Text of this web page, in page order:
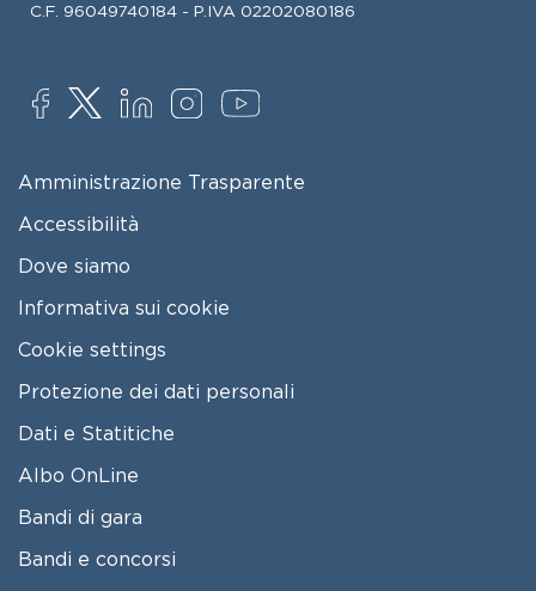
C.F. 96049740184 - P.IVA 02202080186
SOCIAL
FOOTER MENU
Amministrazione Trasparente
Accessibilità
Dove siamo
Informativa sui cookie
Cookie settings
Protezione dei dati personali
Dati e Statitiche
FOOTER 2
Albo OnLine
Bandi di gara
Bandi e concorsi